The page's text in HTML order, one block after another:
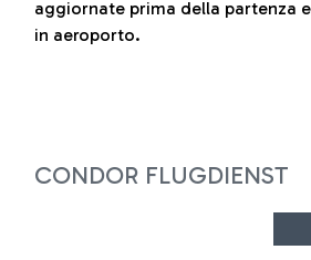
aggiornate prima della partenza
in aeroporto.
CONDOR FLUGDIENST